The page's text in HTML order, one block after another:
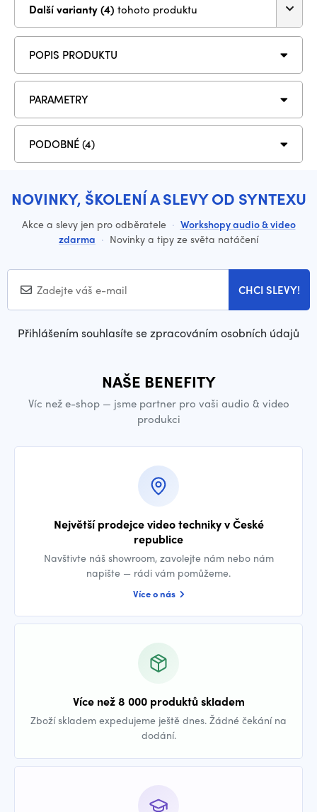
Další varianty (4) tohoto produktu
POPIS PRODUKTU
PARAMETRY
PODOBNÉ (4)
NOVINKY, ŠKOLENÍ A SLEVY OD SYNTEXU
Akce a slevy jen pro odběratele · Workshopy audio & video
zdarma · Novinky a tipy ze světa natáčení
CHCI SLEVY!
Přihlášením souhlasíte se zpracováním osobních údajů
NAŠE BENEFITY
Víc než e-shop — jsme partner pro vaši audio & video
produkci
Největší prodejce video techniky v České
republice
Navštivte náš showroom, zavolejte nám nebo nám
napište — rádi vám pomůžeme.
Více o nás
Více než 8 000 produktů skladem
Zboží skladem expedujeme ještě dnes. Žádné čekání na
dodání.